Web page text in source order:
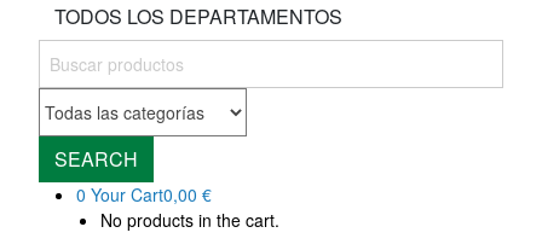
TODOS LOS DEPARTAMENTOS
SEARCH
0 Your Cart0,00 €
No products in the cart.